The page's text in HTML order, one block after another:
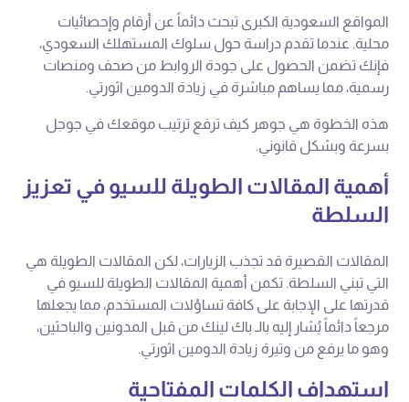
المواقع السعودية الكبرى تبحث دائماً عن أرقام وإحصائيات
محلية. عندما تقدم دراسة حول سلوك المستهلك السعودي،
فإنك تضمن الحصول على جودة الروابط من صحف ومنصات
رسمية، مما يساهم مباشرة في زيادة الدومين اثورتي.
هذه الخطوة هي جوهر كيف ترفع ترتيب موقعك في جوجل
بسرعة وبشكل قانوني.
أهمية المقالات الطويلة للسيو في تعزيز
السلطة
المقالات القصيرة قد تجذب الزيارات، لكن المقالات الطويلة هي
التي تبني السلطة. تكمن أهمية المقالات الطويلة للسيو في
قدرتها على الإجابة على كافة تساؤلات المستخدم، مما يجعلها
مرجعاً دائماً يُشار إليه بالـ باك لينك من قبل المدونين والباحثين،
وهو ما يرفع من وتيرة زيادة الدومين اثورتي.
استهداف الكلمات المفتاحية